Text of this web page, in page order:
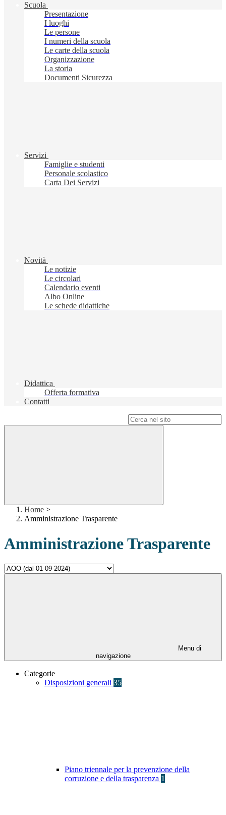
Scuola
Presentazione
I luoghi
Le persone
I numeri della scuola
Le carte della scuola
Organizzazione
La storia
Documenti Sicurezza
Servizi
Famiglie e studenti
Personale scolastico
Carta Dei Servizi
Novità
Le notizie
Le circolari
Calendario eventi
Albo Online
Le schede didattiche
Didattica
Offerta formativa
Contatti
Home >
Amministrazione Trasparente
Amministrazione Trasparente
Menu di
navigazione
Categorie
Disposizioni generali 35
Piano triennale per la prevenzione della
corruzione e della trasparenza 1